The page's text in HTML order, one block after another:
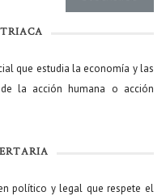
que estudia la economía y las
la acción humana o acción
político y legal que respete el